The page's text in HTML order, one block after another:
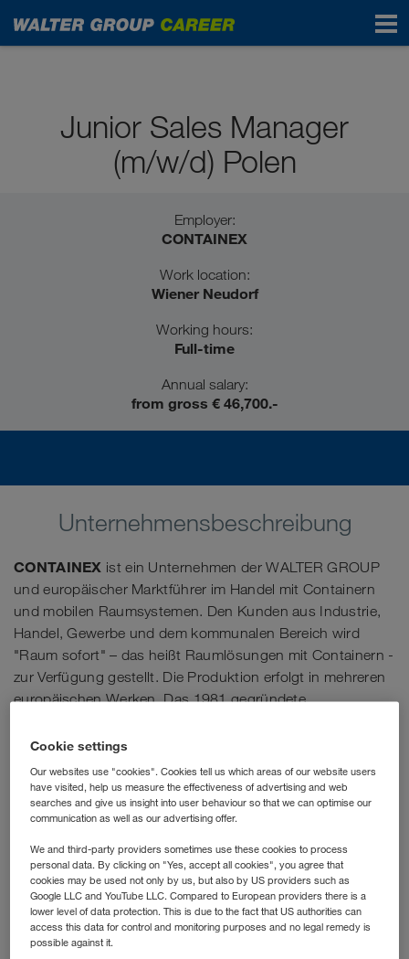
Pupils / School graduates
Junior Sales Manager
(m/w/d) Polen
Employer:
CONTAINEX
Work location:
Wiener Neudorf
Working hours:
Full-time
Annual salary:
from gross € 46,700.-
Unternehmensbeschreibung
CONTAINEX ist ein Unternehmen der WALTER GROUP
und europäischer Marktführer im Handel mit Containern
und mobilen Raumsystemen. Den Kunden aus Industrie,
Handel, Gewerbe und dem kommunalen Bereich wird
"Raum sofort" – das heißt Raumlösungen mit Containern -
zur Verfügung gestellt. Die Produktion erfolgt in mehreren
europäischen Werken. Das 1981 gegründete
traditionelle Werte mit einem modernen Management und
Expansionsgeist.
Als Junior Sales Manager (m/w/d) lernst du von den Profis,
hast die Möglichkeit, dich praxisnah deinen Stärken
entsprechend zu entwickeln und langfristig ein Profi im
Sales Management zu werden. Wir unterstützen dich
dabei!
Cookie settings
Our websites use "cookies". Cookies tell us which areas of our website users
have visited, help us measure the effectiveness of advertising and web
searches and give us insight into user behaviour so that we can optimise our
communication as well as our advertising offer.
We and third-party providers sometimes use these cookies to process
personal data. By clicking on "Yes, accept all cookies", you agree that
cookies may be used not only by us, but also by US providers such as
Google LLC and YouTube LLC. Compared to European providers there is a
lower level of data protection. This is due to the fact that US authorities can
access this data for control and monitoring purposes and no legal remedy is
possible against it.